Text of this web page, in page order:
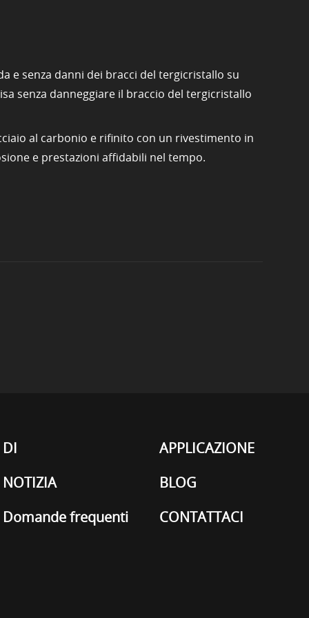
e senza danni dei bracci del tergicristallo su
senza danneggiare il braccio del tergicristallo
al carbonio e rifinito con un rivestimento in
e prestazioni affidabili nel tempo.
DI
APPLICAZIONE
NOTIZIA
BLOG
Domande frequenti
CONTATTACI